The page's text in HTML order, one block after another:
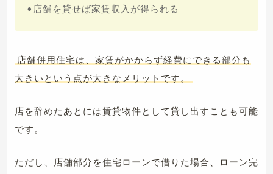
•店舗を貸せば家賃収入が得られる
店舗併用住宅は、家賃がかからず経費にできる部分も
大きいという点が大きなメリットです。
店を辞めたあとには賃貸物件として貸し出すことも可能
です。
ただし、店舗部分を住宅ローンで借りた場合、ローン完